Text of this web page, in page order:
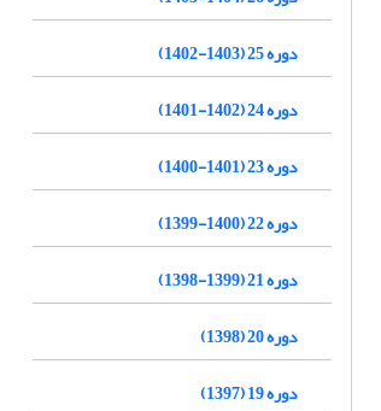
دوره 25 (1403-1402)
دوره 24 (1402-1401)
دوره 23 (1401-1400)
دوره 22 (1400-1399)
دوره 21 (1399-1398)
دوره 20 (1398)
دوره 19 (1397)